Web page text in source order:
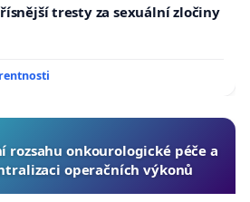
tresty za sexuální zločiny
rozsahu onkourologické péče a
operačních výkonů